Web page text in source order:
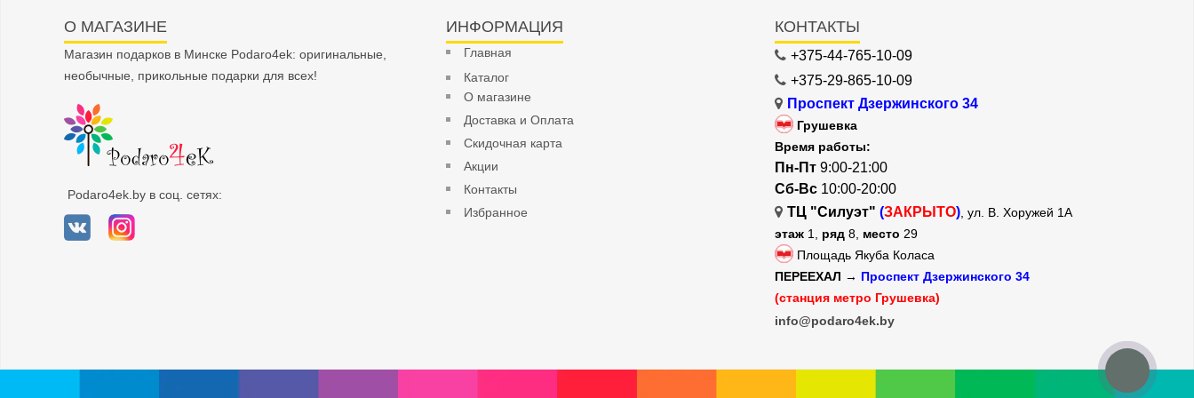
О МАГАЗИНЕ
Магазин подарков в Минске Podaro4ek: оригинальные,
необычные, прикольные подарки для всех!
Podaro4ek.by в соц. сетях:
ИНФОРМАЦИЯ
Главная
Каталог
О магазине
Доставка и Оплата
Скидочная карта
Акции
Контакты
Избранное
КОНТАКТЫ
+375-44-765-10-09
+375-29-865-10-09
Проспект Дзержинского 34
Грушевка
Время работы:
Пн-Пт 9:00-21:00
Сб-Вс 10:00-20:00
ТЦ "Силуэт" (ЗАКРЫТО) , ул. В. Хоружей 1А
этаж 1, ряд 8, место 29
Площадь Якуба Коласа
ПЕРЕЕХАЛ → Проспект Дзержинского 34
(станция метро Грушевка)
info@podaro4ek.by